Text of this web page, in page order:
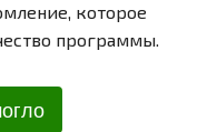
которое
программы.